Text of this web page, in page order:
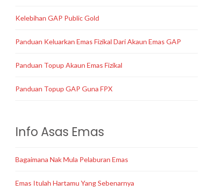
Kelebihan GAP Public Gold
Panduan Keluarkan Emas Fizikal Dari Akaun Emas GAP
Panduan Topup Akaun Emas Fizikal
Panduan Topup GAP Guna FPX
Info Asas Emas
Bagaimana Nak Mula Pelaburan Emas
Emas Itulah Hartamu Yang Sebenarnya